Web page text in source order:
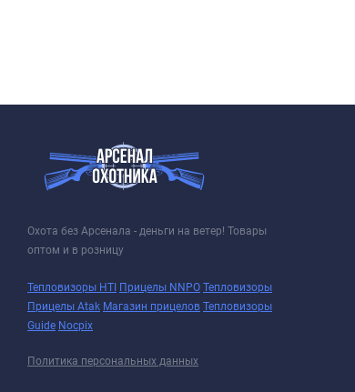
Охота без Арсенала - деньги на ветер! Товары
оптом и в розницу
Тепловизоры HTI Прицелы NNPO Тепловизоры
Прицелы Atak Магазин прицелов Тепловизоры
Guide Nocpix
Политика персональных данных